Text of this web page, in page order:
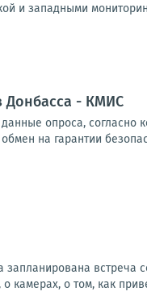
и западными
Донбасса - КМИС
опроса, согласно
на гарантии
камерах, о том, как